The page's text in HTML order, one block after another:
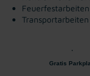
Feuerfestarbeiten
Gratis